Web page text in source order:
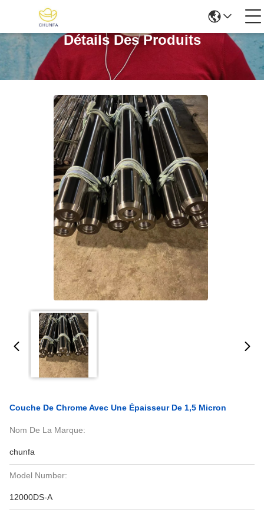
Détails Des Produits
Couche De Chrome Avec Une Épaisseur De 1,5 Micron
Nom De La Marque:
chunfa
Model Number:
12000DS-A